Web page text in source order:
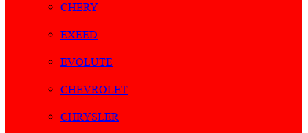
CHERY
EXEED
EVOLUTE
CHEVROLET
CHRYSLER